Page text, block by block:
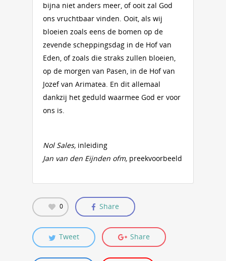
bijna niet anders meer, of ooit zal God
ons vruchtbaar vinden. Ooit, als wij
bloeien zoals eens de bomen op de
zevende scheppingsdag in de Hof van
Eden, of zoals die straks zullen bloeien,
op de morgen van Pasen, in de Hof van
Jozef van Arimatea. En dit allemaal
dankzij het geduld waarmee God er voor
ons is.
Nol Sales, inleiding
Jan van den Eijnden ofm, preekvoorbeeld
0 Share
Tweet Share